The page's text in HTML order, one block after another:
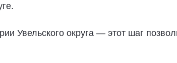
Увельского округа — этот шаг